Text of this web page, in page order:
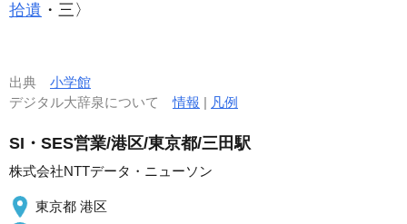
拾遺 ・三〉
出典 小学館
デジタル大辞泉について情報 | 凡例
SI・SES営業/港区/東京都/三田駅
株式会社NTTデータ・ニューソン
東京都 港区